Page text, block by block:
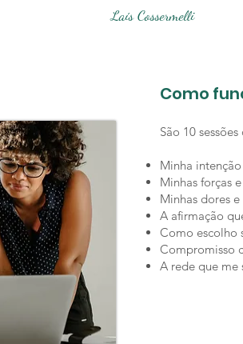
Laís Cossermelli
Como
São 10
Minha
Minhas forças
Minhas dores
A afirmação
Como escolho
Compromisso
A rede que me